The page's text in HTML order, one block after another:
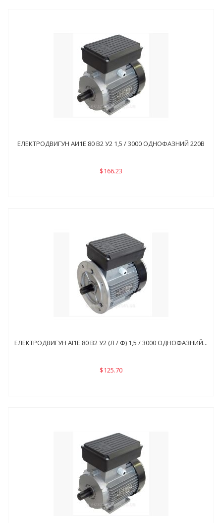
ЕЛЕКТРОДВИГУН АИ1Е 80 В2 У2 1,5 / 3000 ОДНОФАЗНИЙ 220В
$166.23
ЕЛЕКТРОДВИГУН АІ1Е 80 В2 У2 (Л / Ф) 1,5 / 3000 ОДНОФАЗНИЙ...
$125.70